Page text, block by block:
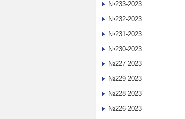
№233-2023
№232-2023
№231-2023
№230-2023
№227-2023
№229-2023
№228-2023
№226-2023